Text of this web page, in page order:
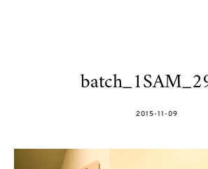
POSTED
2015-11-09